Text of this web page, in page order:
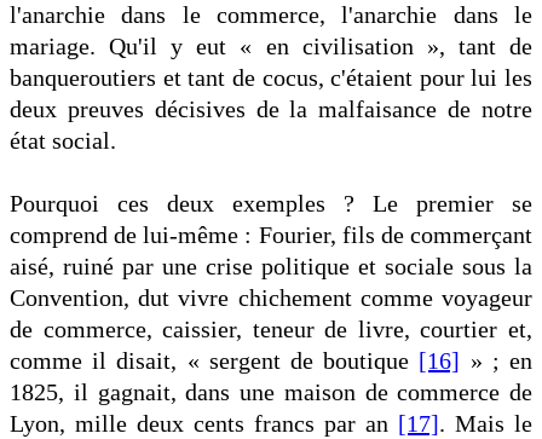
l'anarchie dans le commerce, l'anarchie dans le
mariage. Qu'il y eut « en civilisation », tant de
banqueroutiers et tant de cocus, c'étaient pour lui les
deux preuves décisives de la malfaisance de notre
état social.
Pourquoi ces deux exemples ? Le premier se
comprend de lui-même : Fourier, fils de commerçant
aisé, ruiné par une crise politique et sociale sous la
Convention, dut vivre chichement comme voyageur
de commerce, caissier, teneur de livre, courtier et,
comme il disait, « sergent de boutique [16] » ; en
1825, il gagnait, dans une maison de commerce de
Lyon, mille deux cents francs par an [17]. Mais le